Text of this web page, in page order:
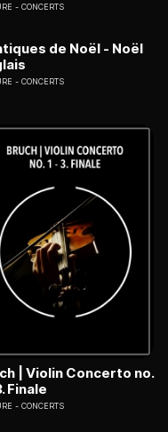
CONCERTS
de Noël - Noël
CONCERTS
| Violin Concerto no.
Finale
CONCERTS